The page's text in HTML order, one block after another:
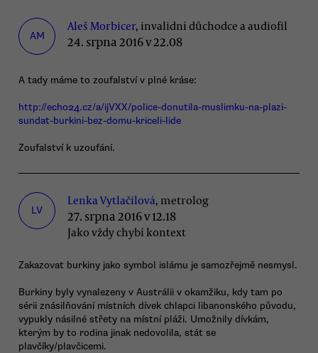
AM
Aleš Morbicer, invalidní důchodce a audiofil
24. srpna 2016 v 22.08
A tady máme to zoufalství v plné kráse:
http://echo24.cz/a/ijVXX/police-donutila-muslimku-na-plazi-
sundat-burkini-bez-domu-kriceli-lide
Zoufalství k uzoufání.
LV
Lenka Vytlačilová, metrolog
27. srpna 2016 v 12.18
Jako vždy chybí kontext
Zakazovat burkiny jako symbol islámu je samozřejmě nesmysl.
Burkiny byly vynalezeny v Austrálii v okamžiku, kdy tam po
sérii znásilňování místních dívek chlapci libanonského původu,
vypukly násilné střety na místní pláži. Umožnily dívkám,
kterým by to rodina jinak nedovolila, stát se
plavčíky/plavčicemi.